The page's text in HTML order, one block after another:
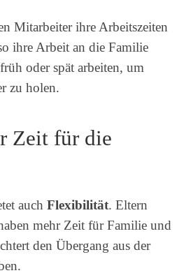
Mitarbeiter ihre Arbeitszeiten
ihre Arbeit an die Familie
oder spät arbeiten, um
zu holen.
Zeit für die
auch Flexibilität. Eltern
mehr Zeit für Familie und
den Übergang aus der